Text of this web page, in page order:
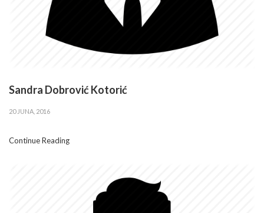
Sandra Dobrović Kotorić
20 JUNA, 2016
Continue Reading